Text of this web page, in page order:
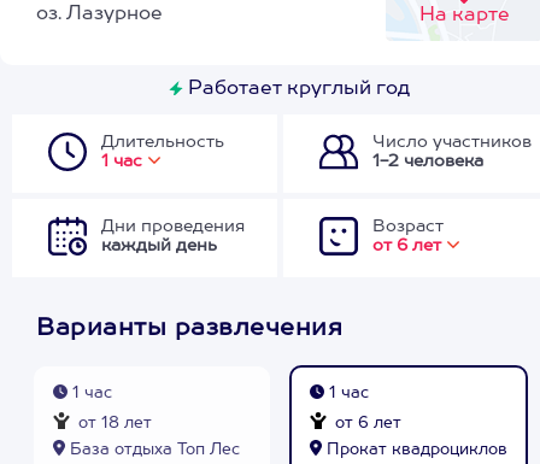
На карте
оз. Лазурное
Работает круглый год
Длительность
1 час
Число участников
1-2 человека
Дни проведения
каждый день
Возраст
от 6 лет
Варианты развлечения
1 час
от 18 лет
База отдыха Топ Лес
1 час
от 6 лет
Прокат квадроциклов